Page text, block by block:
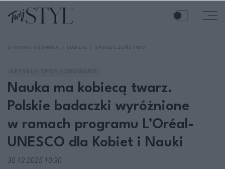
Nauka ma kobiecą twarz.
Polskie badaczki wyróżnione
w ramach programu L’Oréal-
UNESCO dla Kobiet i Nauki
30.12.2025 10:30